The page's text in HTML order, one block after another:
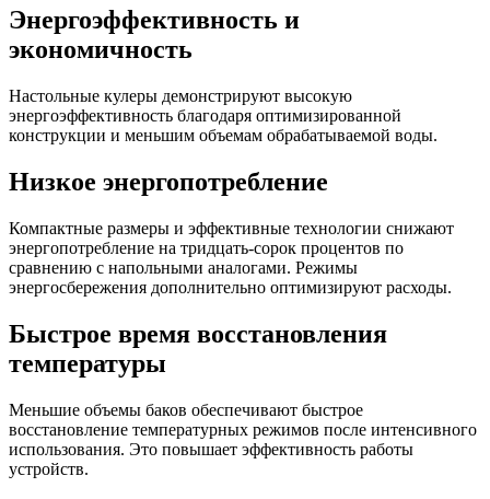
Энергоэффективность и
экономичность
Настольные кулеры демонстрируют высокую
энергоэффективность благодаря оптимизированной
конструкции и меньшим объемам обрабатываемой воды.
Низкое энергопотребление
Компактные размеры и эффективные технологии снижают
энергопотребление на тридцать-сорок процентов по
сравнению с напольными аналогами. Режимы
энергосбережения дополнительно оптимизируют расходы.
Быстрое время восстановления
температуры
Меньшие объемы баков обеспечивают быстрое
восстановление температурных режимов после интенсивного
использования. Это повышает эффективность работы
устройств.